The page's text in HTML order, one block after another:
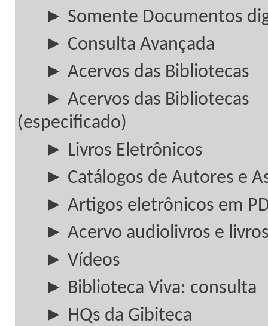
► Somente Documentos
► Consulta Avançada
► Acervos das Bibliotecas
► Acervos das Bibliotecas
(especificado)
► Livros Eletrônicos
► Catálogos de Autores e
► Artigos eletrônicos em
► Acervo audiolivros e
► Vídeos
► Biblioteca Viva: consulta
► HQs da Gibiteca